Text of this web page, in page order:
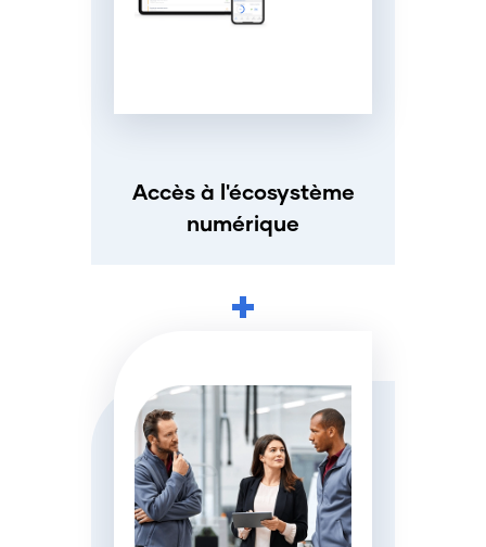
Accès à l'écosystème
numérique